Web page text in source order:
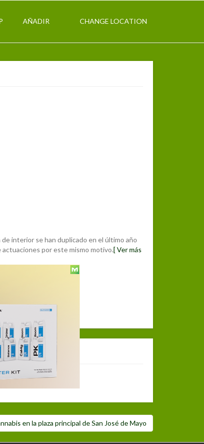
AÑADIR CHANGE LOCATION
interior se han duplicado en el último año
actuaciones por este mismo motivo.[ Ver más
en la plaza principal de San José de Mayo